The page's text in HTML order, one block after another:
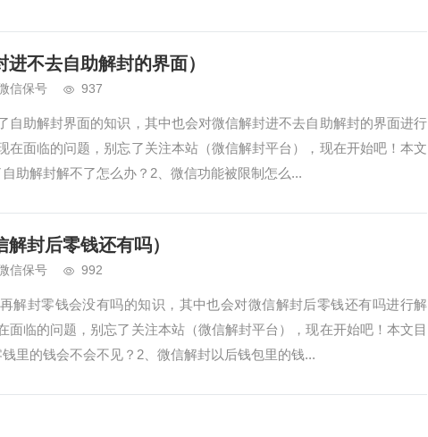
不去自助解封的界面）
信保号 937
自助解封界面的知识，其中也会对微信解封进不去自助解封的界面进行
在面临的问题，别忘了关注本站（微信解封平台），现在开始吧！本文
助解封解不了怎么办？2、微信功能被限制怎么...
封后零钱还有吗）
信保号 992
解封零钱会没有吗的知识，其中也会对微信解封后零钱还有吗进行解
面临的问题，别忘了关注本站（微信解封平台），现在开始吧！本文目
里的钱会不会不见？2、微信解封以后钱包里的钱...